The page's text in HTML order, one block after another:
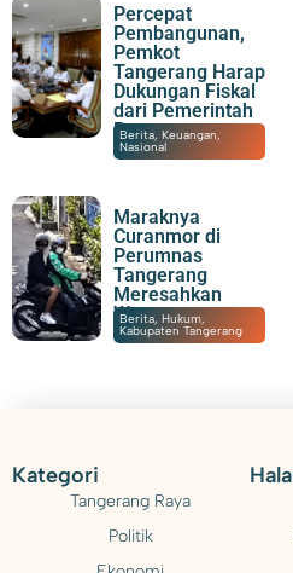
Percepat
Pembangunan,
Pemkot
Tangerang Harap
Dukungan Fiskal
dari Pemerintah
Pusat
05/08/2026|20:07
Berita,Keuangan,
Nasional
Maraknya
Curanmor di
Perumnas
Tangerang
Meresahkan
Warga
05/08/2026|19:25
Berita,Hukum,
Kabupaten Tangerang
Kategori
Tangerang Raya
Politik